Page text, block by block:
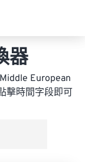
器
European
擊時間字段即可